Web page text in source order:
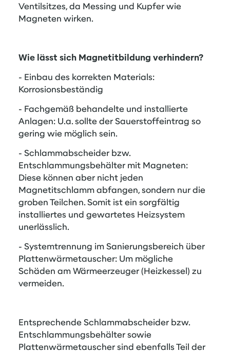
Ventilsitzes, da Messing und Kupfer wie
Magneten wirken.
Wie lässt sich Magnetitbildung verhindern?
- Einbau des korrekten Materials:
Korrosionsbeständig
- Fachgemäß behandelte und installierte
Anlagen: U.a. sollte der Sauerstoffeintrag so
gering wie möglich sein.
- Schlammabscheider bzw.
Entschlammungsbehälter mit Magneten:
Diese können aber nicht jeden
Magnetitschlamm abfangen, sondern nur die
groben Teilchen. Somit ist ein sorgfältig
installiertes und gewartetes Heizsystem
unerlässlich.
- Systemtrennung im Sanierungsbereich über
Plattenwärmetauscher: Um mögliche
Schäden am Wärmeerzeuger (Heizkessel) zu
vermeiden.
Entsprechende Schlammabscheider bzw.
Entschlammungsbehälter sowie
Plattenwärmetauscher sind ebenfalls Teil der